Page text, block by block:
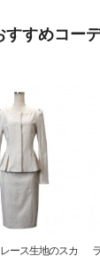
すめコー
ース生地のスカ